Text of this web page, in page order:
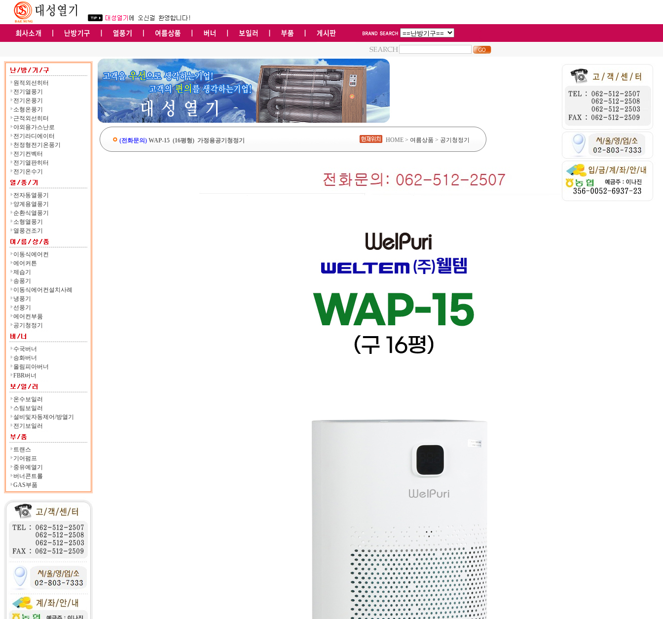
원적외선히터
전기열풍기
전기온풍기
소형온풍기
근적외선히터
야외용가스난로
전기라디에이터
천정형전기온풍기
전기컨벡터
전기열판히터
전기온수기
전자동열풍기
양계용열풍기
순환식열풍기
소형열풍기
열풍건조기
이동식에어컨
에어커튼
제습기
송풍기
이동식에어컨설치사례
냉풍기
선풍기
에어컨부품
공기청정기
수국버너
승화버너
올림피아버너
FBR버너
온수보일러
스팀보일러
설비및자동제어/방열기
전기보일러
트랜스
기어펌프
중유예열기
버너콘트롤
GAS부품
(전화문의) WAP-15 (16평형) 가정용공기청정기 HOME > 여름상품 > 공기청정기